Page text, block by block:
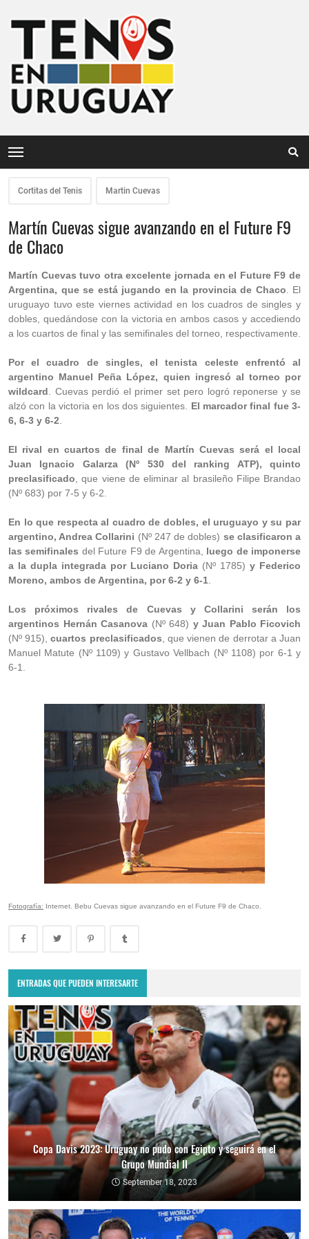
Cortitas del Tenis Martin Cuevas
Martín Cuevas sigue avanzando en el Future F9
de Chaco
Martín Cuevas tuvo otra excelente jornada en el Future F9 de
Argentina, que se está jugando en la provincia de Chaco . El
uruguayo tuvo este viernes actividad en los cuadros de singles y
dobles, quedándose con la victoria en ambos casos y accediendo
a los cuartos de final y las semifinales del torneo, respectivamente.
Por el cuadro de singles, el tenista celeste enfrentó al
argentino Manuel Peña López, quien ingresó al torneo por
wildcard . Cuevas perdió el primer set pero logró reponerse y se
alzó con la victoria en los dos siguientes. El marcador final fue 3-
6, 6-3 y 6-2
El rival en cuartos de final de Martín Cuevas será el local
Juan Ignacio Galarza (Nº 530 del ranking ATP), quinto
preclasificado , que viene de eliminar al brasileño Filipe Brandao
(Nº 683) por 7-5 y 6-2.
En lo que respecta al cuadro de dobles, el uruguayo y su par
argentino, Andrea Collarini (Nº 247 de dobles) se clasificaron a
las semifinales del Future F9 de Argentina, luego de imponerse
a la dupla integrada por Luciano Doria (Nº 1785) y Federico
Moreno, ambos de Argentina, por 6-2 y 6-1
Los próximos rivales de Cuevas y Collarini serán los
argentinos Hernán Casanova (Nº 648) y Juan Pablo Ficovich
(Nº 915),cuartos preclasificados , que vienen de derrotar a Juan
Manuel Matute (Nº 1109) y Gustavo Vellbach (Nº 1108) por 6-1 y
6-1.
Fotografía: Internet. Bebu Cuevas sigue avanzando en el Future F9 de Chaco.
ENTRADAS QUE PUEDEN INTERESARTE
Copa Davis 2023: Uruguay no pudo con Egipto y seguirá en el
Grupo Mundial II
September 18, 2023